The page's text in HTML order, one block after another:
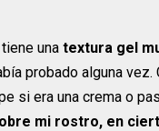
una textura gel
probado alguna
si era una crema o
mi rostro, en